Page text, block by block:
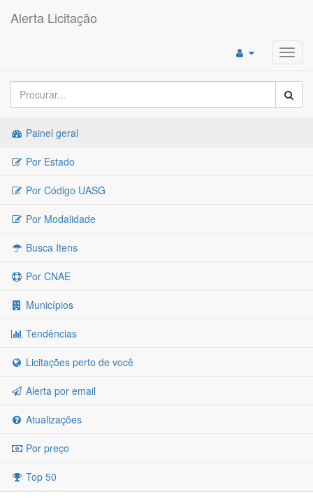
Alerta Licitação
Painel geral
Por Estado
Por Código UASG
Por Modalidade
Busca Itens
Por CNAE
Municípios
Tendências
Licitações perto de você
Alerta por email
Atualizações
Por preço
Top 50